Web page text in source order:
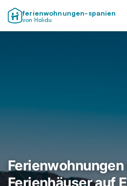
ferienwohnungen-spanien
von Holidu
Ferienwohnungen
Ferienhäuser auf